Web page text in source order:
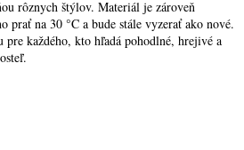
rôznych štýlov. Materiál je zároveň
prať na 30 °C a bude stále vyzerať ako nové.
každého, kto hľadá pohodlné, hrejivé a